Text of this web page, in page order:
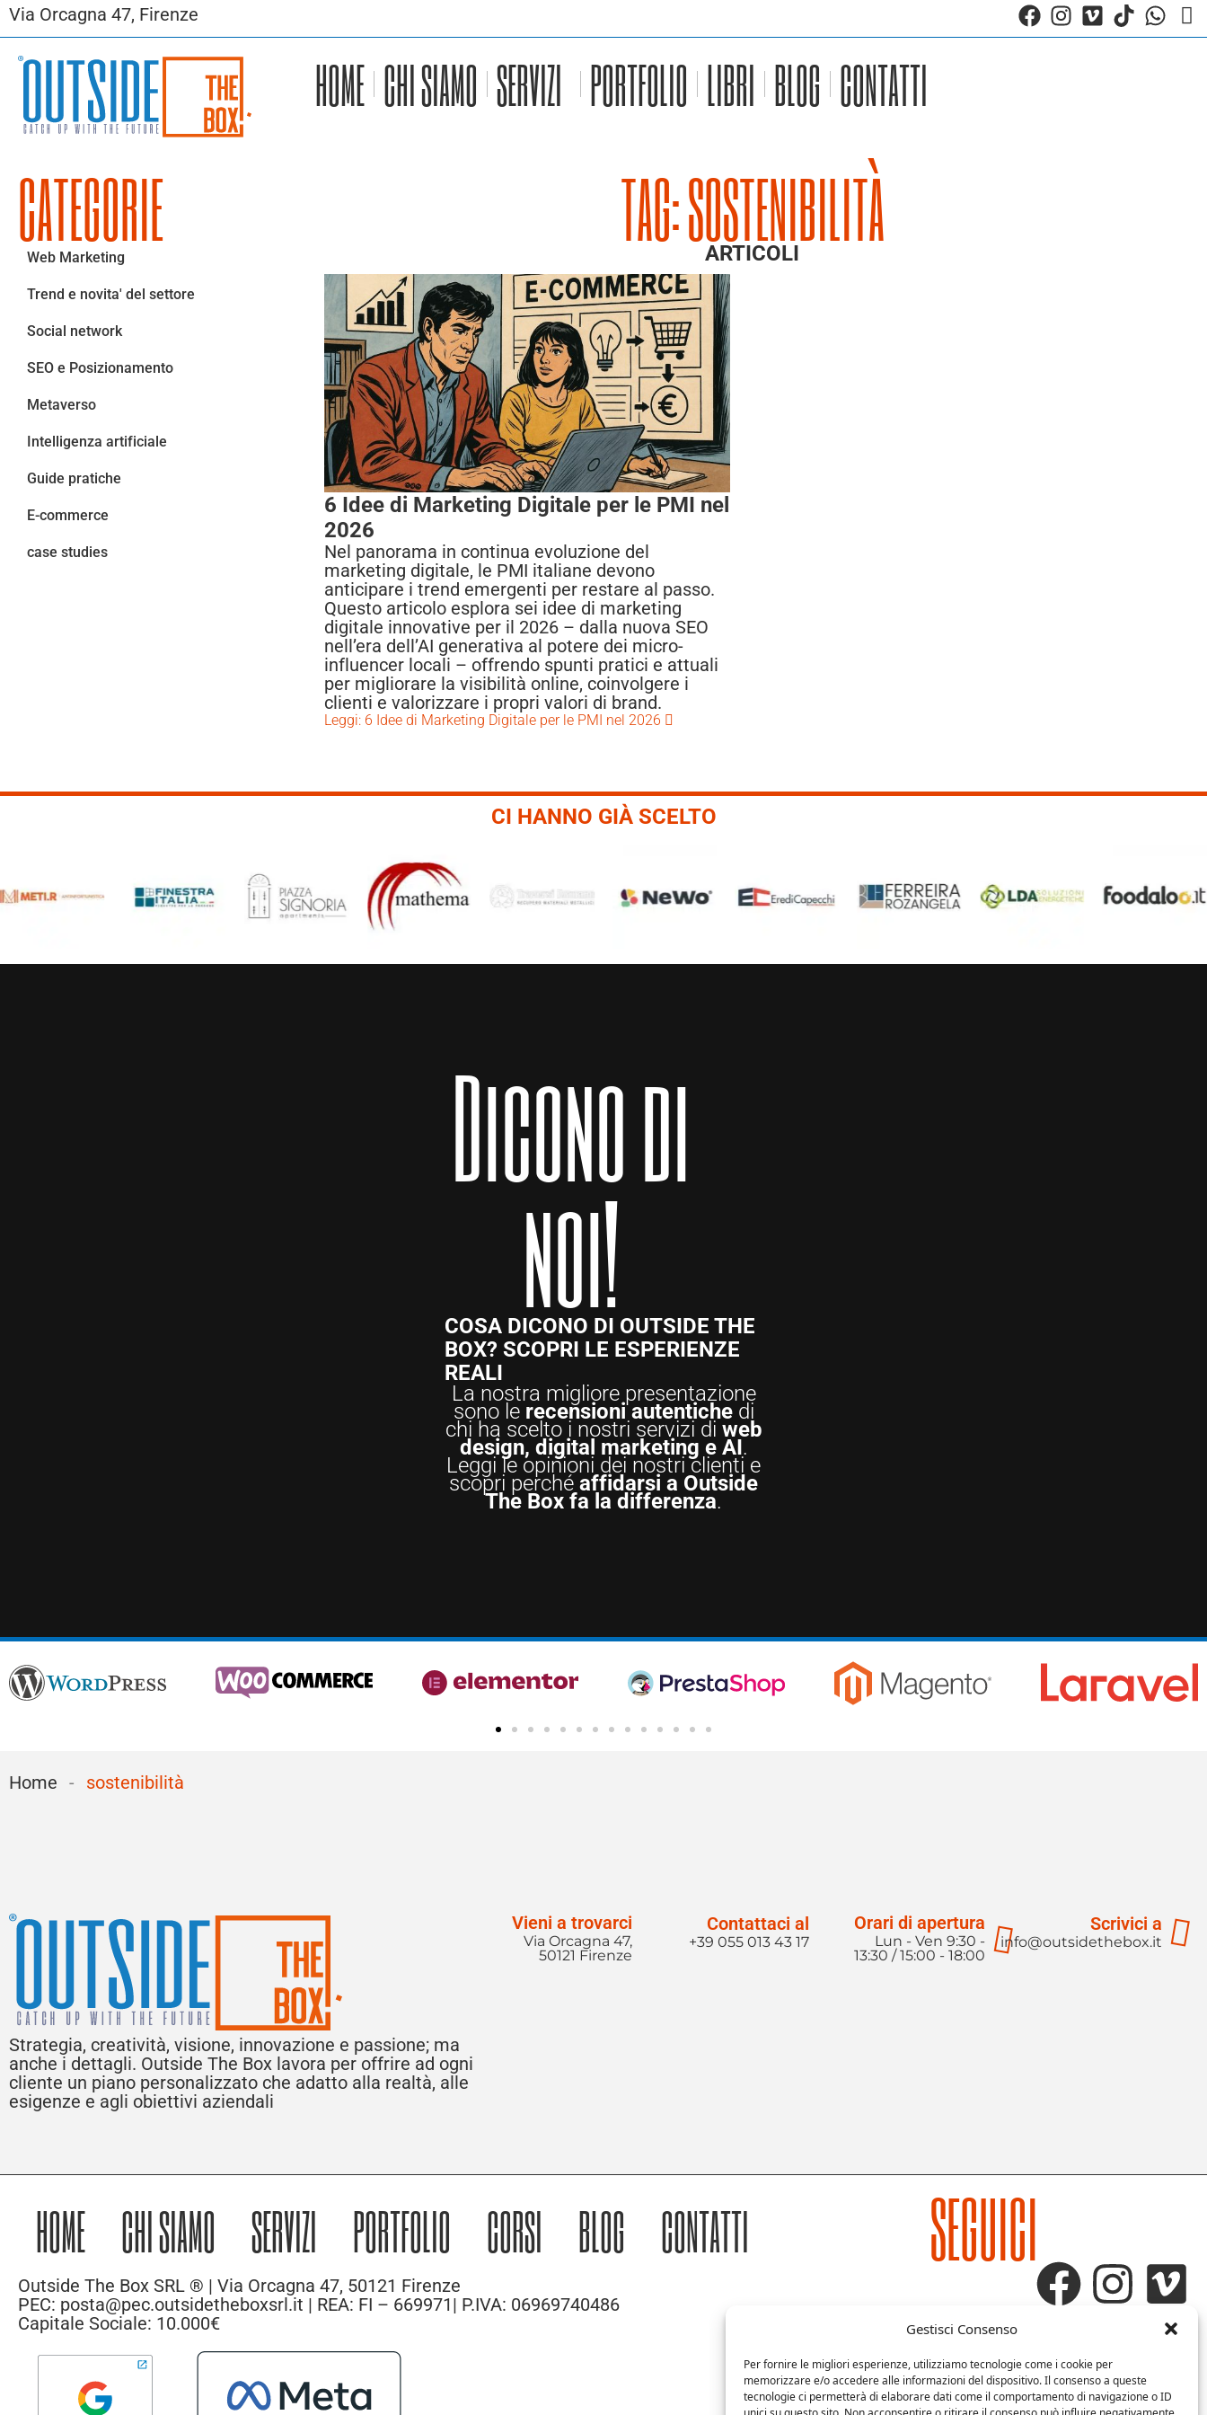
Gestisci Consenso
Per fornire le migliori esperienze, utilizziamo tecnologie come i cookie per
memorizzare e/o accedere alle informazioni del dispositivo. Il consenso a queste
tecnologie ci permetterà di elaborare dati come il comportamento di navigazione o ID
Via Orcagna 47, Firenze
HOME CHI SIAMO SERVIZI PORTFOLIO LIBRI BLOG CONTATTI
TAG: SOSTENIBILITÀ
ARTICOLI
6 Idee di Marketing Digitale per le PMI nel
2026
Nel panorama in continua evoluzione del
marketing digitale, le PMI italiane devono
anticipare i trend emergenti per restare al passo.
Questo articolo esplora sei idee di marketing
digitale innovative per il 2026 – dalla nuova SEO
nell’era dell’AI generativa al potere dei micro-
influencer locali – offrendo spunti pratici e attuali
per migliorare la visibilità online, coinvolgere i
clienti e valorizzare i propri valori di brand.
Leggi: 6 Idee di Marketing Digitale per le PMI nel 2026
CATEGORIE
Web Marketing
Trend e novita' del settore
Social network
SEO e Posizionamento
Metaverso
Intelligenza artificiale
Guide pratiche
E-commerce
case studies
CI HANNO GIÀ SCELTO
Dicono di
noi!
COSA DICONO DI OUTSIDE THE
BOX? SCOPRI LE ESPERIENZE
REALI
La nostra migliore presentazione
sono le recensioni autentichedi
chi ha scelto i nostri servizi di web
design, digital marketing e AI.
Leggi le opinioni dei nostri clienti e
scopri perché affidarsi a Outside
The Box fa la differenza.
Home - sostenibilità
Strategia, creatività, visione, innovazione e passione; ma
anche i dettagli. Outside The Box lavora per offrire ad ogni
cliente un piano personalizzato che adatto alla realtà, alle
esigenze e agli obiettivi aziendali
Vieni a trovarci
Via Orcagna 47,
50121 Firenze
Contattaci al
+39 055 013 43 17
Orari di apertura
Lun - Ven 9:30 -
13:30 / 15:00 - 18:00
Scrivici a
info@outsidethebox.it
HOME CHI SIAMO SERVIZI PORTFOLIO CORSI BLOG CONTATTI
Outside The Box SRL ® | Via Orcagna 47, 50121 Firenze
PEC: posta@pec.outsidetheboxsrl.it | REA: FI – 669971| P.IVA: 06969740486
Capitale Sociale: 10.000€
SEGUICI